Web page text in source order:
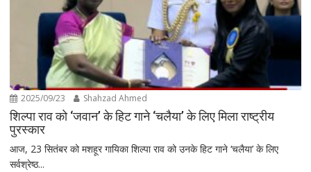
2025/09/23 Shahzad Ahmed
शिल्पा राव को ‘जवान’ के हिट गाने ‘चलैया’ के लिए मिला राष्ट्रीय
पुरस्कार
आज, 23 सितंबर को मशहूर गायिका शिल्पा राव को उनके हिट गाने ‘चलैया’ के लिए
सर्वश्रेष्ठ...